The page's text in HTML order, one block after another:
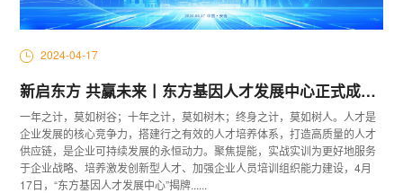
2024-04-17
新启东方 共赢未来丨东方基因人才发展中心正式成立揭牌！
一年之计，莫如树谷；十年之计，莫如树木；终身之计，莫如树人。人才是
企业发展的核心竞争力，搭建行之有效的人才培养体系，打造高质量的人才
供应链，是企业可持续发展的永恒动力。聚焦提能，实战实训为更好地服务
于企业战略、培养激发创新型人才、加强企业人员培训组织能力建设，4月
17日，“东方基因人才发展中心”揭牌......